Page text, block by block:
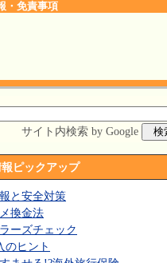
・免責事項
サイト内検索 by Google
報ピックアップ
と安全対策
換金法
ーズチェック
のヒント